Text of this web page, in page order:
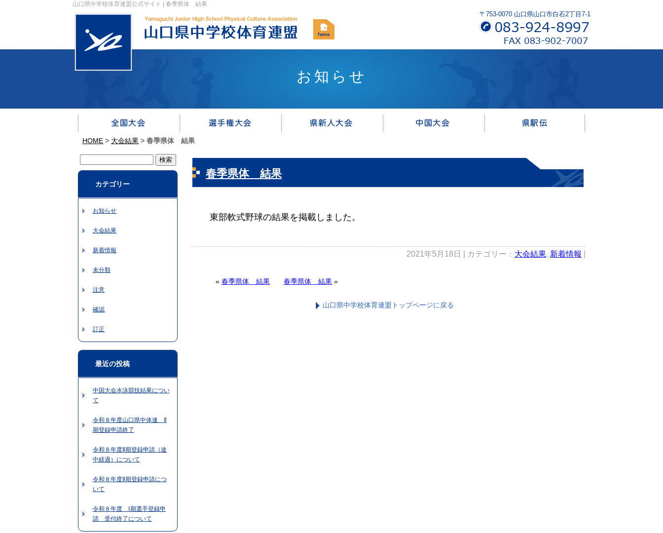
山口県中学校体育連盟公式サイト | 春季県体 結果
〒753-0070 山口県山口市白石2丁目7-1
お知らせ
HOME > 大会結果 > 春季県体 結果
カテゴリー
お知らせ
大会結果
新着情報
未分類
注意
確認
訂正
最近の投稿
中国大会水泳競技結果につい
て
令和８年度山口県中体連 Ⅱ
期登録申請終了
令和８年度Ⅱ期登録申請（途
中経過）について
令和８年度Ⅱ期登録申請につ
いて
令和８年度 Ⅰ期選手登録申
請 受付終了について
春季県体 結果
東部軟式野球の結果を掲載しました。
2021年5月18日 | カテゴリー： 大会結果, 新着情報
« 春季県体 結果 春季県体 結果 »
山口県中学校体育連盟トップページに戻る